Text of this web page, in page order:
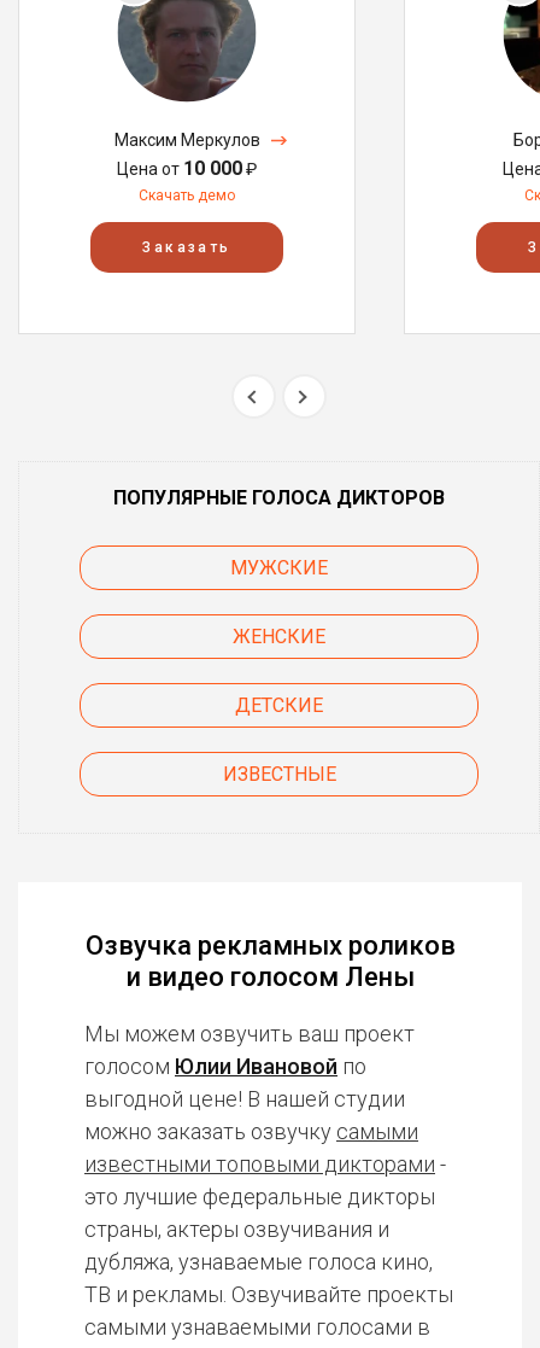
Максим Меркулов
Цена от 10 000₽
Скачать демо
Заказать
ПОПУЛЯРНЫЕ ГОЛОСА ДИКТОРОВ
МУЖСКИЕ
ЖЕНСКИЕ
ДЕТСКИЕ
ИЗВЕСТНЫЕ
Озвучка рекламных роликов
и видео голосом Лены
Мы можем озвучить ваш проект
голосом Юлии Ивановой по
выгодной цене! В нашей студии
можно заказать озвучку самыми
известными топовыми дикторами -
это лучшие федеральные дикторы
страны, актеры озвучивания и
дубляжа, узнаваемые голоса кино,
ТВ и рекламы. Озвучивайте проекты
самыми узнаваемыми голосами в